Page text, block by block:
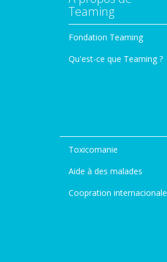
Teaming
Fondation Teaming
Qu'est-ce que Teaming ?
Toxicomanie
Aide à des malades
Coopration internacionale